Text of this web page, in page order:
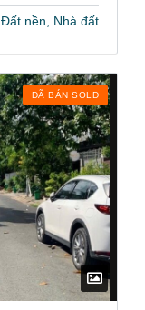
Đất nền, Nhà đất
ĐÃ BÁN SOLD